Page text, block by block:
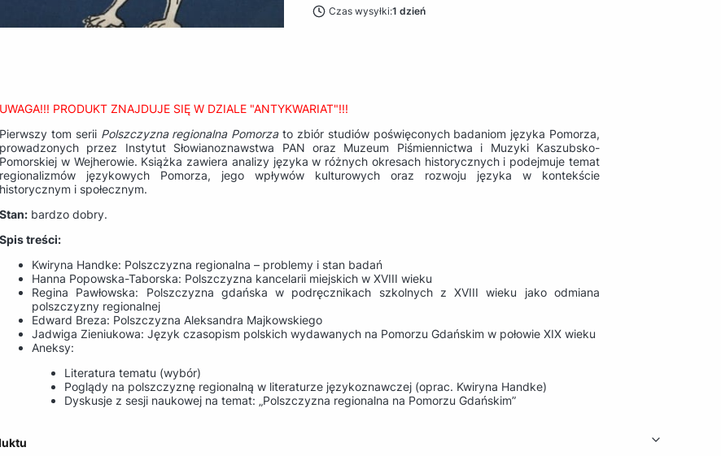
Czas wysyłki:1 dzień
UWAGA!!! PRODUKT ZNAJDUJE SIĘ W DZIALE "ANTYKWARIAT"!!!
Pierwszy tom serii Polszczyzna regionalna Pomorzato zbiór studiów poświęconych badaniom języka Pomorza,
prowadzonych przez Instytut Słowianoznawstwa PAN oraz Muzeum Piśmiennictwa i Muzyki Kaszubsko-
Pomorskiej w Wejherowie. Książka zawiera analizy języka w różnych okresach historycznych i podejmuje temat
regionalizmów językowych Pomorza, jego wpływów kulturowych oraz rozwoju języka w kontekście
historycznym i społecznym.
Stan: bardzo dobry.
Spis treści:
Kwiryna Handke: Polszczyzna regionalna – problemy i stan badań
Hanna Popowska-Taborska: Polszczyzna kancelarii miejskich w XVIII wieku
Regina Pawłowska: Polszczyzna gdańska w podręcznikach szkolnych z XVIII wieku jako odmiana
polszczyzny regionalnej
Edward Breza: Polszczyzna Aleksandra Majkowskiego
Jadwiga Zieniukowa: Język czasopism polskich wydawanych na Pomorzu Gdańskim w połowie XIX wieku
Aneksy:
Literatura tematu (wybór)
Poglądy na polszczyznę regionalną w literaturze językoznawczej (oprac. Kwiryna Handke)
Dyskusje z sesji naukowej na temat: „Polszczyzna regionalna na Pomorzu Gdańskim”